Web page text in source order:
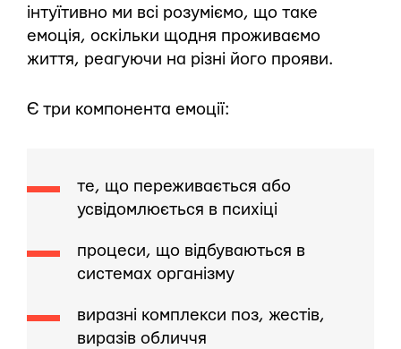
інтуїтивно ми всі розуміємо, що таке
емоція, оскільки щодня проживаємо
життя, реагуючи на різні його прояви.
Є три компонента емоції:
те, що переживається або
усвідомлюється в психіці
процеси, що відбуваються в
системах організму
виразні комплекси поз, жестів,
виразів обличчя